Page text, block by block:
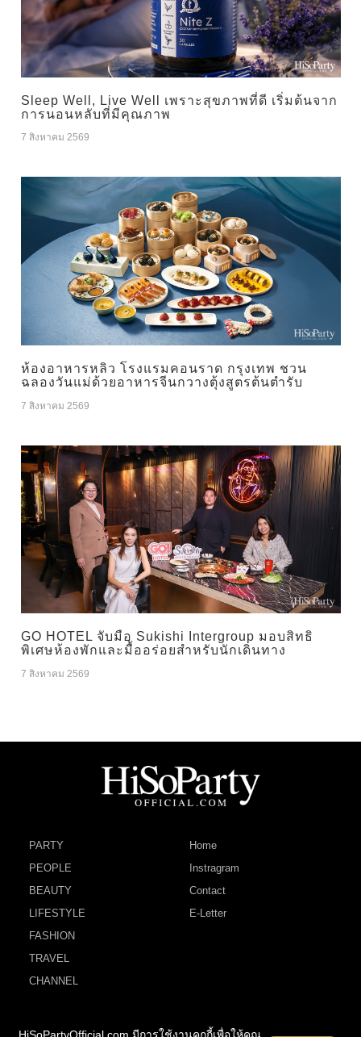
Sleep Well, Live Well เพราะสุขภาพที่ดี เริ่มต้นจาก
การนอนหลับที่มีคุณภาพ
7 สิงหาคม 2569
ห้องอาหารหลิว โรงแรมคอนราด กรุงเทพ ชวน
ฉลองวันแม่ด้วยอาหารจีนกวางตุ้งสูตรต้นตำรับ
7 สิงหาคม 2569
GO HOTEL จับมือ Sukishi Intergroup มอบสิทธิ
พิเศษห้องพักและมื้ออร่อยสำหรับนักเดินทาง
7 สิงหาคม 2569
PARTY
PEOPLE
BEAUTY
LIFESTYLE
FASHION
TRAVEL
CHANNEL
Home
Instragram
Contact
E-Letter